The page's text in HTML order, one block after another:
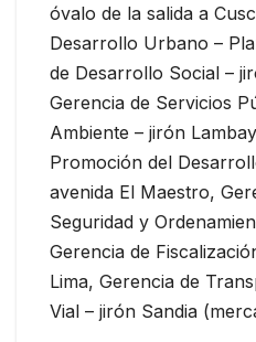
óvalo de la salida a
Desarrollo Urbano –
de Desarrollo Social –
Gerencia de Servicios
Ambiente – jirón
Promoción del
avenida El Maestro,
Seguridad y
Gerencia de
Lima, Gerencia de
Vial – jirón Sandia